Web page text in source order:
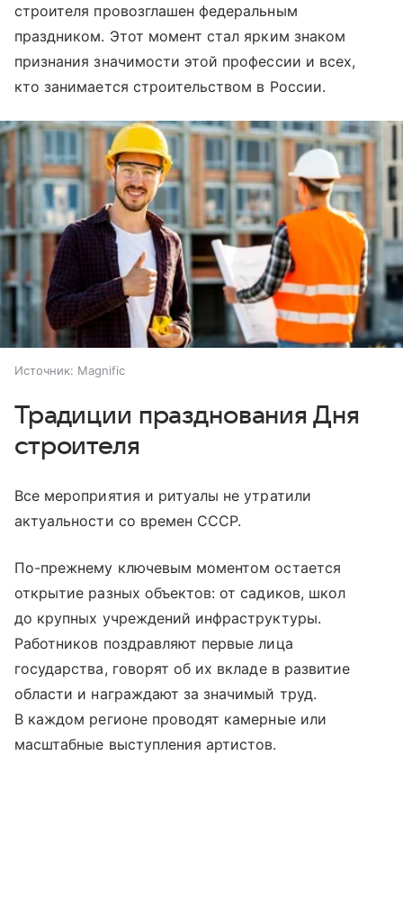
строителя провозглашен федеральным
праздником. Этот момент стал ярким знаком
признания значимости этой профессии и всех,
кто занимается строительством в России.
Источник: Magnific
Традиции празднования Дня
строителя
Все мероприятия и ритуалы не утратили
актуальности со времен СССР.
По-прежнему ключевым моментом остается
открытие разных объектов: от садиков, школ
до крупных учреждений инфраструктуры.
Работников поздравляют первые лица
государства, говорят об их вкладе в развитие
области и награждают за значимый труд.
В каждом регионе проводят камерные или
масштабные выступления артистов.